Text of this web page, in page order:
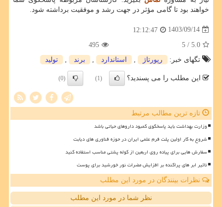
خواهند بود تا گامی مؤثر در جهت رشد و موفقیت برداشته شود.
1403/09/14
12:12:47
5.0
/ 5
495
تگهای خبر:
رپورتاژ استاندارد برند تولید
این مطلب را می پسندید؟ (1)
(0)
تازه ترین مطالب مرتبط
وزارت بهداشت باید پاسخگوی کمبود داروهای حیاتی باشد
شروع به کار اولین پلت فرم علمی ایران در حوزه فناوری های دیابت
سفارش هایی برای پیاده روی اربعین از کوله پشتی مناسب استفاده کنید
تاثیر ابر های پراکنده بر افزایش مضرات نور خورشید برای پوست
نظرات بینندگان در مورد این مطلب
نظر شما در مورد این مطلب